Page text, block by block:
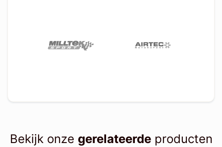
Bekijk onze gerelateerdeproducten